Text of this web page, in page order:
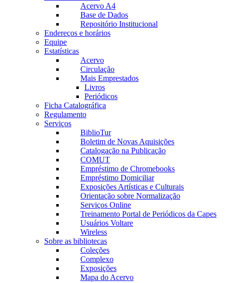
Acervo A4
Base de Dados
Repositório Institucional
Endereços e horários
Equipe
Estatísticas
Acervo
Circulação
Mais Emprestados
Livros
Periódicos
Ficha Catalográfica
Regulamento
Serviços
BiblioTur
Boletim de Novas Aquisições
Catalogação na Publicação
COMUT
Empréstimo de Chromebooks
Empréstimo Domiciliar
Exposições Artísticas e Culturais
Orientação sobre Normalização
Serviços Online
Treinamento Portal de Periódicos da Capes
Usuários Voltare
Wireless
Sobre as bibliotecas
Coleções
Complexo
Exposições
Mapa do Acervo